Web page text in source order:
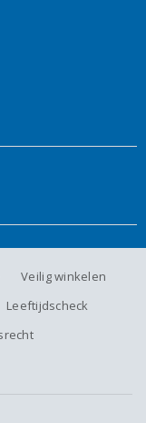
Veilig winkelen
Leeftijdscheck